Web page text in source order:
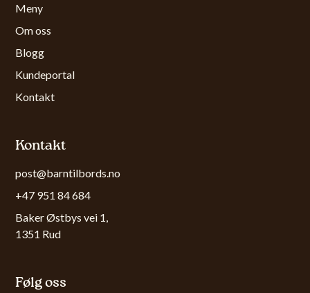
Meny
Om oss
Blogg
Kundeportal
Kontakt
Kontakt
post@barntilbords.no
+47 951 84 684
Baker Østbys vei 1,
1351 Rud
Følg oss